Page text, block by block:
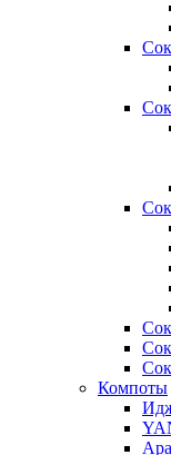
Компоты